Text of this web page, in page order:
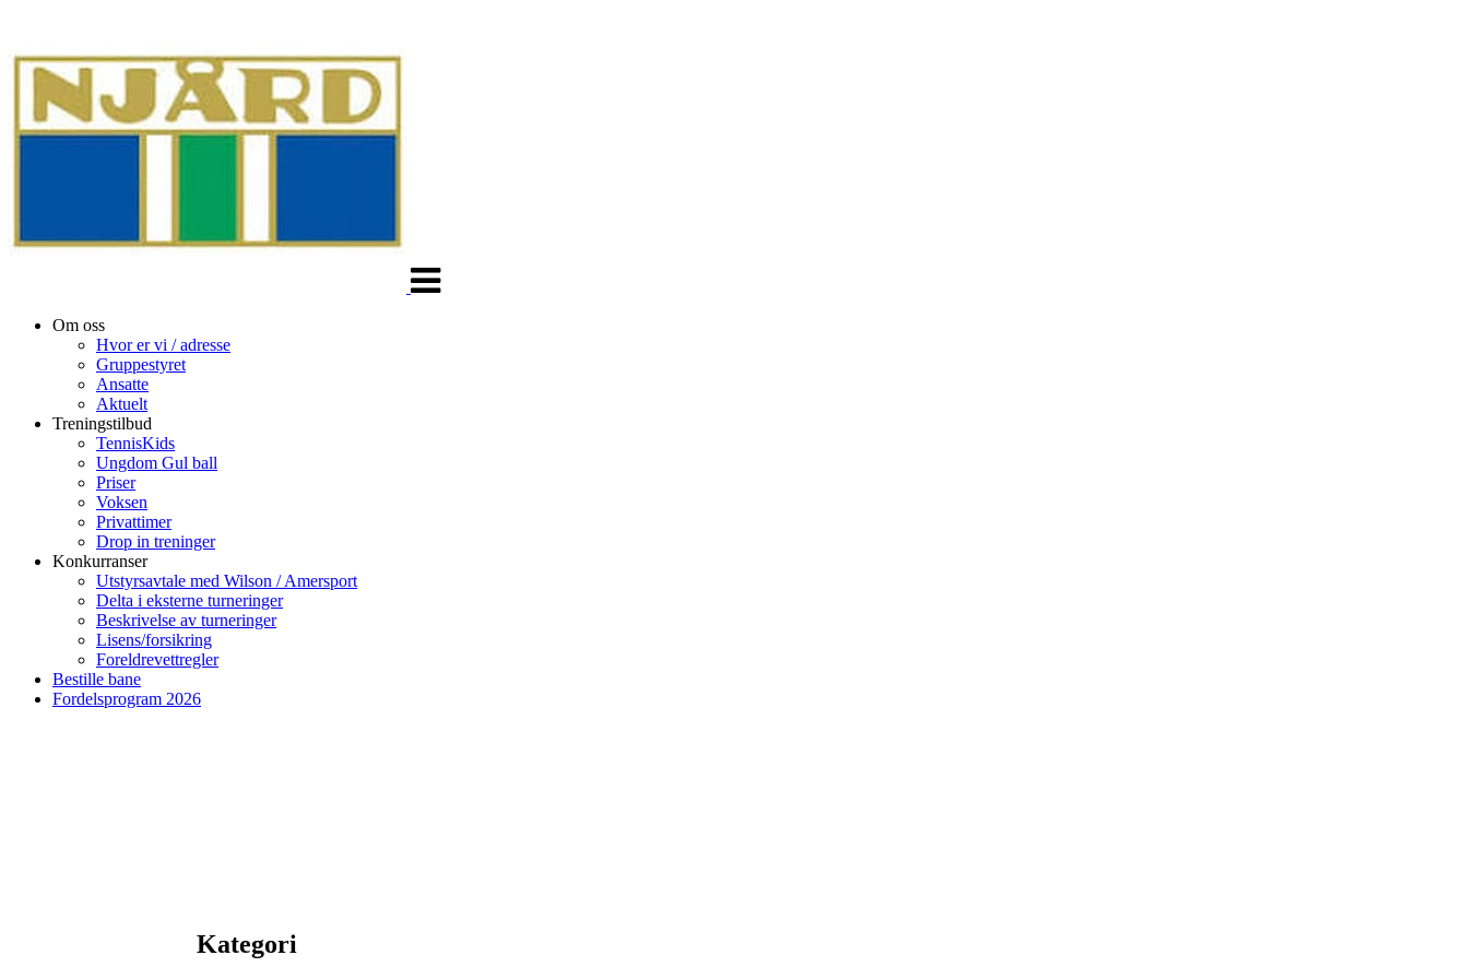
Om oss
Hvor er vi / adresse
Gruppestyret
Ansatte
Aktuelt
Treningstilbud
TennisKids
Ungdom Gul ball
Priser
Voksen
Privattimer
Drop in treninger
Konkurranser
Utstyrsavtale med Wilson / Amersport
Delta i eksterne turneringer
Beskrivelse av turneringer
Lisens/forsikring
Foreldrevettregler
Bestille bane
Fordelsprogram 2026
Kategori